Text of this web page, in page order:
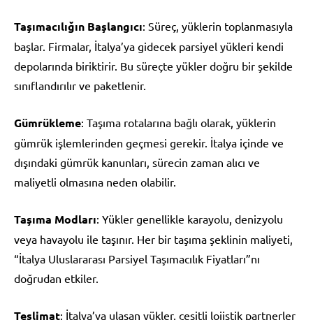
Taşımacılığın Başlangıcı: Süreç, yüklerin toplanmasıyla
başlar. Firmalar, İtalya’ya gidecek parsiyel yükleri kendi
depolarında biriktirir. Bu süreçte yükler doğru bir şekilde
sınıflandırılır ve paketlenir.
Gümrükleme: Taşıma rotalarına bağlı olarak, yüklerin
gümrük işlemlerinden geçmesi gerekir. İtalya içinde ve
dışındaki gümrük kanunları, sürecin zaman alıcı ve
maliyetli olmasına neden olabilir.
Taşıma Modları: Yükler genellikle karayolu, denizyolu
veya havayolu ile taşınır. Her bir taşıma şeklinin maliyeti,
“İtalya Uluslararası Parsiyel Taşımacılık Fiyatları”nı
doğrudan etkiler.
Teslimat: İtalya’ya ulaşan yükler, çeşitli lojistik partnerler